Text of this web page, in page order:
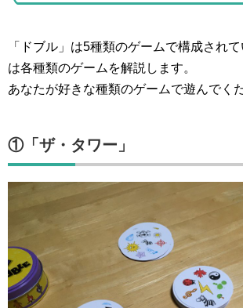
「ドブル」は5種類のゲームで構成され
は各種類のゲームを解説します。
あなたが好きな種類のゲームで遊んでく
①「ザ・タワー」